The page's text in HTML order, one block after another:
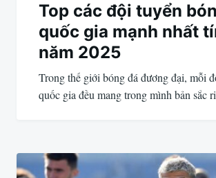
Top các đội tuyển
quốc gia mạnh nhất
năm 2025
Trong thế giới bóng đá đương đại, mỗi
quốc gia đều mang trong mình bản sắc